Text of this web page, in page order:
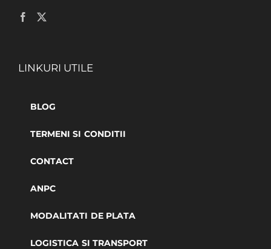
LINKURI UTILE
BLOG
TERMENI SI CONDITII
CONTACT
ANPC
MODALITATI DE PLATA
LOGISTICA SI TRANSPORT